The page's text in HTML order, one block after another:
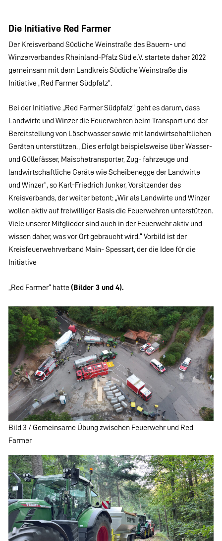
Die Initiative Red Farmer
Der Kreisverband Südliche Weinstraße des Bauern- und
Winzerverbandes Rheinland-Pfalz Süd e.V. startete daher 2022
gemeinsam mit dem Landkreis Südliche Weinstraße die
Initiative „Red Farmer Südpfalz“.
Bei der Initiative „Red Farmer Südpfalz“ geht es darum, dass
Landwirte und Winzer die Feuerwehren beim Transport und der
Bereitstellung von Löschwasser sowie mit landwirtschaftlichen
Geräten unterstützen. „Dies erfolgt beispielsweise über Wasser-
und Güllefässer, Maischetransporter, Zug- fahrzeuge und
landwirtschaftliche Geräte wie Scheibenegge der Landwirte
und Winzer“, so Karl-Friedrich Junker, Vorsitzender des
Kreisverbands, der weiter betont: „Wir als Landwirte und Winzer
wollen aktiv auf freiwilliger Basis die Feuerwehren unterstützen.
Viele unserer Mitglieder sind auch in der Feuerwehr aktiv und
wissen daher, was vor Ort gebraucht wird.“ Vorbild ist der
Kreisfeuerwehrverband Main- Spessart, der die Idee für die
Initiative
„Red Farmer“ hatte(Bilder 3 und 4).
Bild 3 / Gemeinsame Übung zwischen Feuerwehr und Red
Farmer